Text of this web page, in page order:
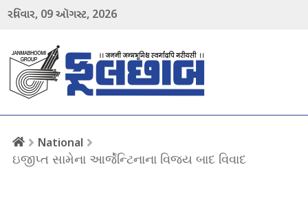
રવિવાર, 09ઑગસ્ટ, 2026
National
ઇજીપ્ત સામેના આર્જેન્ટિનાના વિજય બાદ વિવાદ